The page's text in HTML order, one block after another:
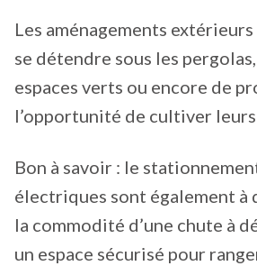
Les aménagements
se détendre sous les
espaces verts ou encore de
l’opportunité de cultiver
Bon à savoir : le
électriques sont également à
la commodité d’une chute à
un espace sécurisé pour